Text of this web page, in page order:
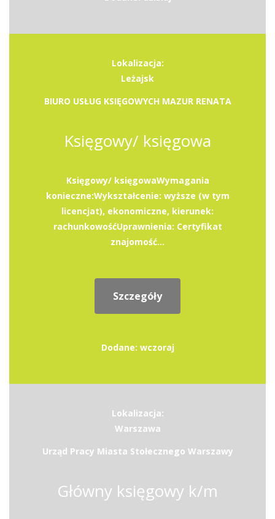
Lokalizacja:
Leżajsk
BIURO USŁUG KSIĘGOWYCH MAZUR RENATA
Księgowy/ księgowa
Księgowy/ księgowaWymagania
konieczne:Wykształcenie: wyższe (w tym
licencjat), ekonomiczne, kierunek:
rachunkowośćUprawnienia: Certyfikat
znajomość...
Szczegóły
Dodane: wczoraj
Lokalizacja:
Warszawa
Urząd Pracy Miasta Stołecznego Warszawy
Główny księgowy k/m